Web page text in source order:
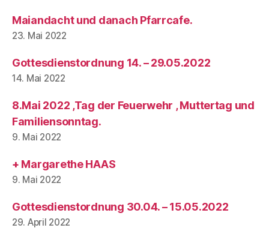
Maiandacht und danach Pfarrcafe.
23. Mai 2022
Gottesdienstordnung 14. – 29.05.2022
14. Mai 2022
8.Mai 2022 ,Tag der Feuerwehr , Muttertag und
Familiensonntag.
9. Mai 2022
+ Margarethe HAAS
9. Mai 2022
Gottesdienstordnung 30.04. – 15.05.2022
29. April 2022